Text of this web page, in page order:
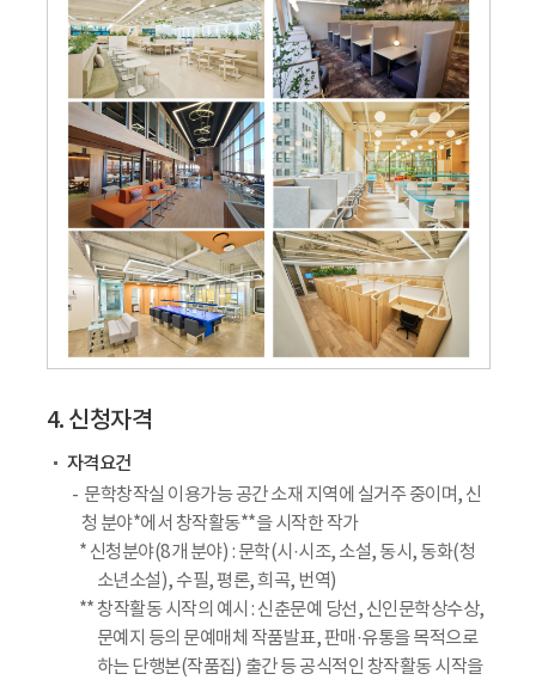
4. 신청자격
자격요건
문학창작실 이용가능 공간 소재 지역에 실거주 중이며, 신
청 분야*에서 창작활동**을 시작한 작가
* 신청분야(8개 분야) : 문학(시·시조, 소설, 동시, 동화(청
소년소설), 수필, 평론, 희곡, 번역)
** 창작활동 시작의 예시 : 신춘문예 당선, 신인문학상수상,
문예지 등의 문예매체 작품발표, 판매·유통을 목적으로
하는 단행본(작품집) 출간 등 공식적인 창작활동 시작을